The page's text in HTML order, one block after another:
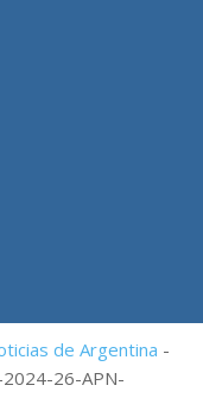
de Argentina -
26-APN-